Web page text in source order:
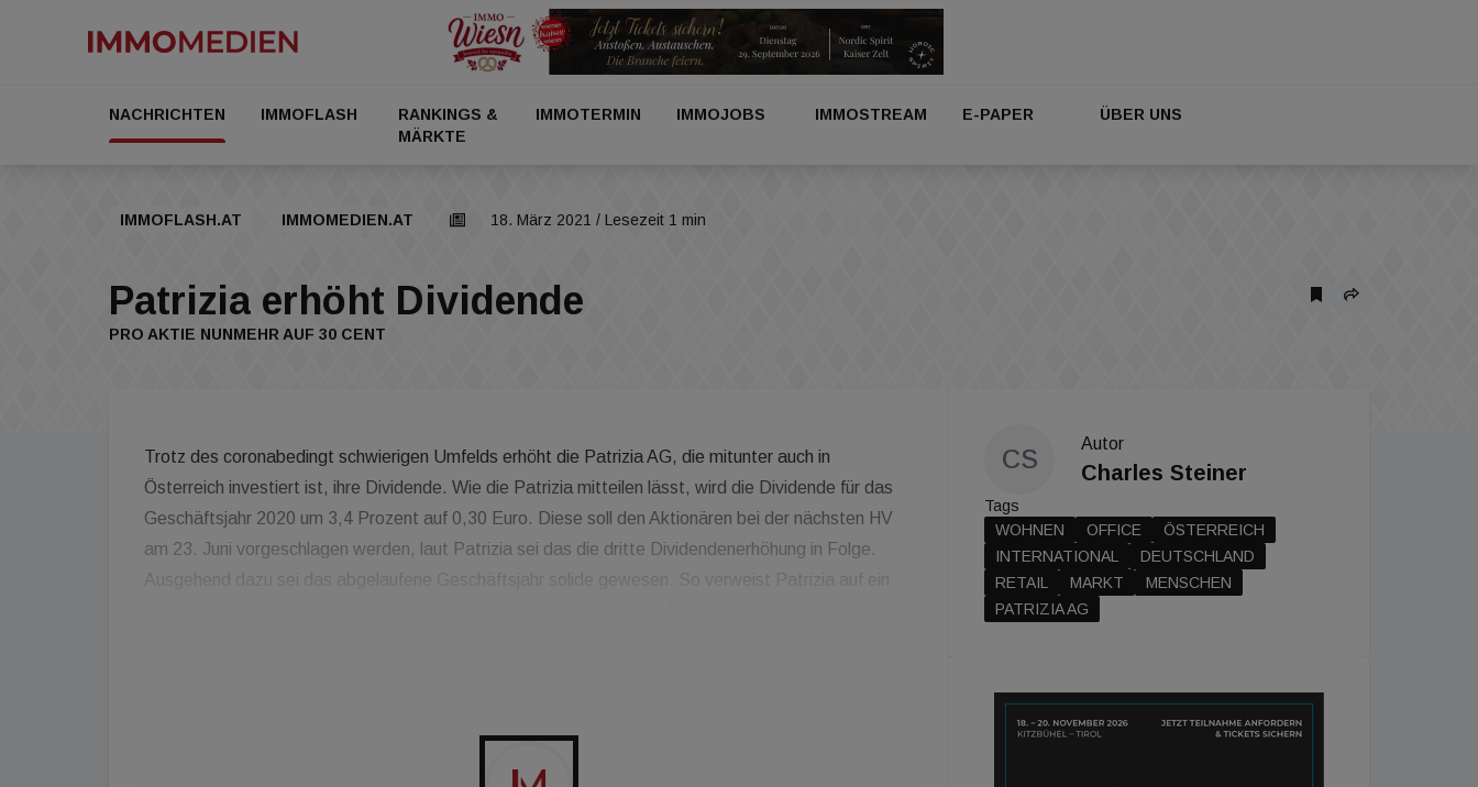
NACHRICHTEN IMMOFLASH
RANKINGS &
MÄRKTE
IMMOTERMIN IMMOJOBS IMMOSTREAM E-PAPER ÜBER UNS
IMMOFLASH.AT IMMOMEDIEN.AT 18. März 2021 / Lesezeit 1 min
Patrizia erhöht Dividende
PRO AKTIE NUNMEHR AUF 30 CENT
Trotz des coronabedingt schwierigen Umfelds erhöht die Patrizia AG, die mitunter auch in
Österreich investiert ist, ihre Dividende. Wie die Patrizia mitteilen lässt, wird die Dividende für das
Geschäftsjahr 2020 um 3,4 Prozent auf 0,30 Euro. Diese soll den Aktionären bei der nächsten HV
am 23. Juni vorgeschlagen werden, laut Patrizia sei das die dritte Dividendenerhöhung in Folge.
Ausgehend dazu sei das abgelaufene Geschäftsjahr solide gewesen. So verweist Patrizia auf ein
zwischen 6,4 Prozent und 12,8 Prozent auf 50,0 bis 53,0 Milliarden Euro wachsen.
CS
Autor
Charles Steiner
Tags
WOHNEN
OFFICE
ÖSTERREICH
INTERNATIONAL
DEUTSCHLAND
RETAIL
MARKT
MENSCHEN
PATRIZIA AG